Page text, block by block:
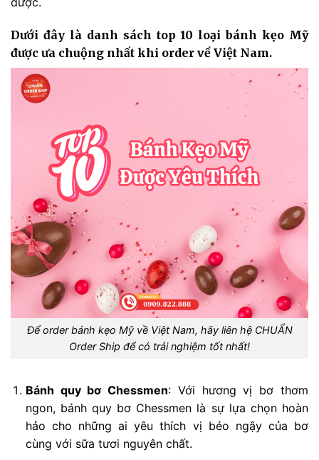
Dưới đây là danh sách top 10 loại bánh kẹo Mỹ
được ưa chuộng nhất khi order về Việt Nam.
Để order bánh kẹo Mỹ về Việt Nam, hãy liên hệ CHUẨN
Order Ship để có trải nghiệm tốt nhất!
Bánh quy bơ Chessmen: Với hương vị bơ thơm
ngon, bánh quy bơ Chessmen là sự lựa chọn hoàn
hảo cho những ai yêu thích vị béo ngậy của bơ
cùng với sữa tươi nguyên chất.